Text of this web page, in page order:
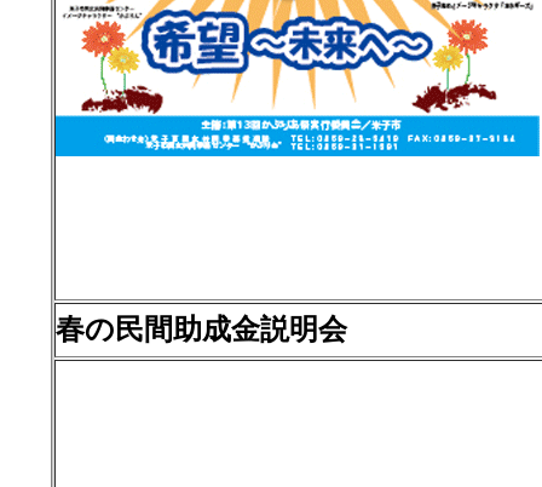
春の民間助成金説明会